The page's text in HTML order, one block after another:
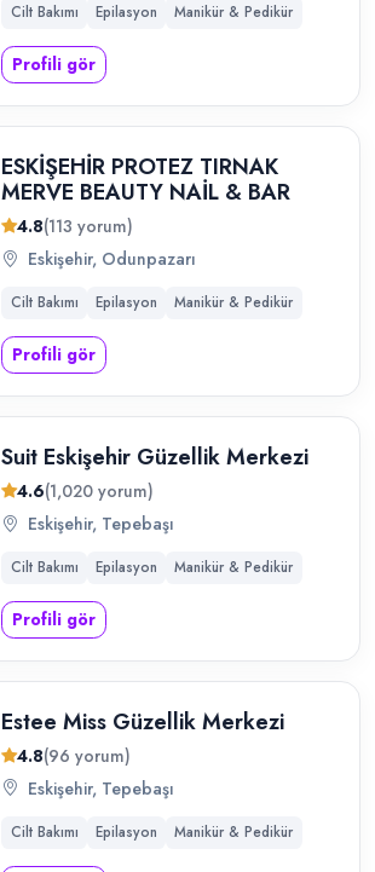
Cilt Bakımı Epilasyon Manikür & Pedikür
Profili gör
ESKİŞEHİR PROTEZ TIRNAK
MERVE BEAUTY NAİL & BAR
4.8(113 yorum)
Eskişehir, Odunpazarı
Cilt Bakımı Epilasyon Manikür & Pedikür
Profili gör
Suit Eskişehir Güzellik Merkezi
4.6(1,020 yorum)
Eskişehir, Tepebaşı
Cilt Bakımı Epilasyon Manikür & Pedikür
Profili gör
Estee Miss Güzellik Merkezi
4.8(96 yorum)
Eskişehir, Tepebaşı
Cilt Bakımı Epilasyon Manikür & Pedikür